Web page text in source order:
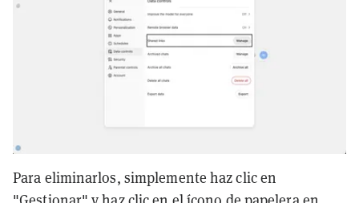
Para eliminarlos, simplemente haz clic en